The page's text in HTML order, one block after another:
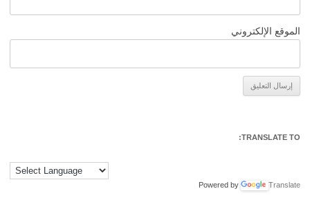
الموقع الإلكتروني
TRANSLATE TO:
Powered by Translate